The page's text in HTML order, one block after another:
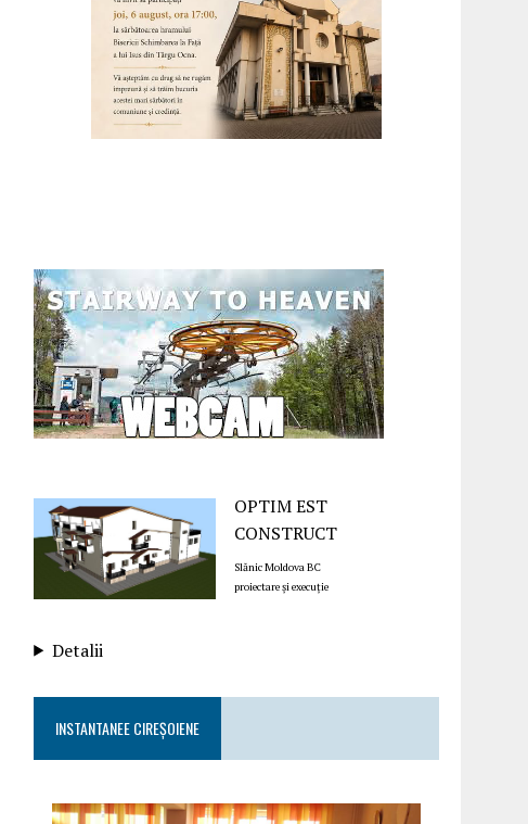
OPTIM EST
CONSTRUCT
Slănic Moldova BC
proiectare și execuție
Detalii
INSTANTANEE CIREȘOIENE